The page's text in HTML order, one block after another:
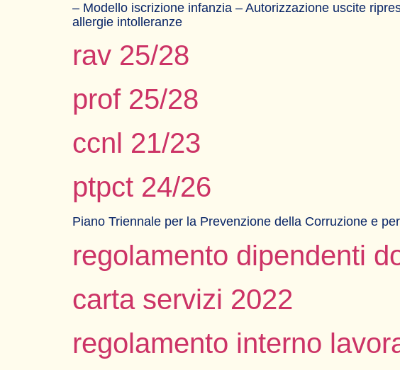
– Modello iscrizione infanzia – Autorizzazione uscite
allergie intolleranze
rav 25/28
prof 25/28
ccnl 21/23
ptpct 24/26
Piano Triennale per la Prevenzione della Corruzione e
regolamento dipendenti
carta servizi 2022
regolamento interno